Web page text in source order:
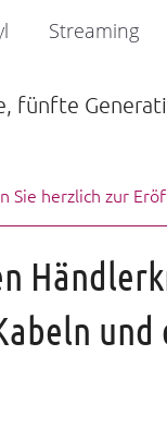
Streaming